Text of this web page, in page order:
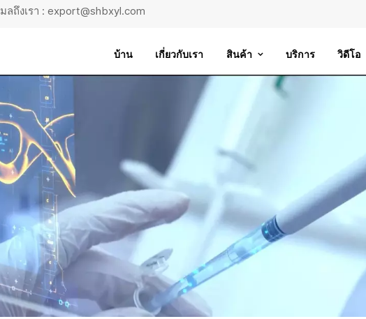
มลถึงเรา : export@shbxyl.com
บ้าน เกี่ยวกับเรา สินค้า บริการ วิดีโอ